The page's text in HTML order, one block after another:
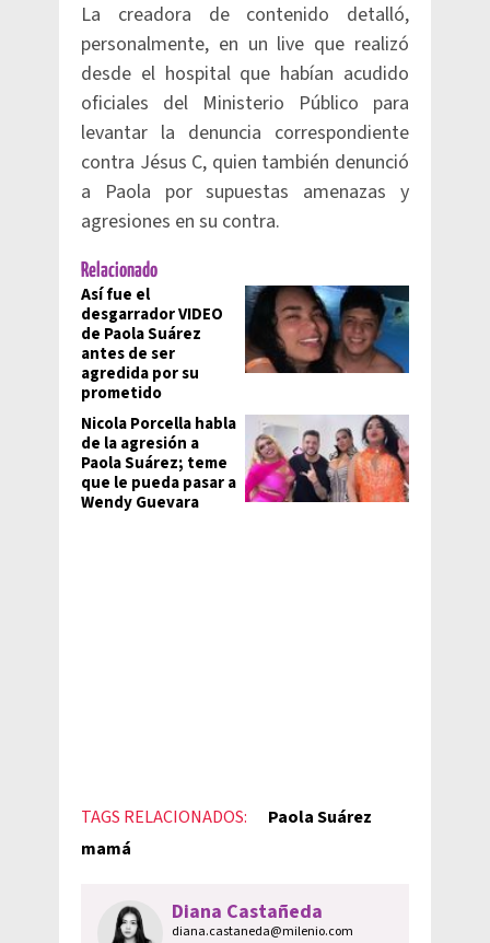
La creadora de contenido detalló,
personalmente, en un live que realizó
desde el hospital que habían acudido
oficiales del Ministerio Público para
levantar la denuncia correspondiente
contra Jésus C, quien también denunció
a Paola por supuestas amenazas y
agresiones en su contra.
Relacionado
Así fue el
desgarrador VIDEO
de Paola Suárez
antes de ser
agredida por su
prometido
Nicola Porcella habla
de la agresión a
Paola Suárez; teme
que le pueda pasar a
Wendy Guevara
TAGS RELACIONADOS:
Paola Suárez
mamá
Diana Castañeda
diana.castaneda@milenio.com